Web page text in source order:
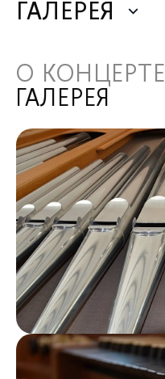
ГАЛЕРЕЯ
О КОНЦЕРТЕ
ГАЛЕРЕЯ